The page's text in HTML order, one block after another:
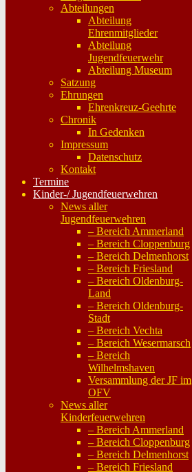
Abteilungen
Abteilung
Ehrenmitglieder
Abteilung
Jugendfeuerwehr
Abteilung Museum
Satzung
Ehrungen
Ehrenkreuz-Geehrte
Chronik
In Gedenken
Impressum
Datenschutz
Kontakt
Termine
Kinder-/ Jugendfeuerwehren
News aller
Jugendfeuerwehren
– Bereich Ammerland
– Bereich Cloppenburg
– Bereich Delmenhorst
– Bereich Friesland
– Bereich Oldenburg-
Land
– Bereich Oldenburg-
Stadt
– Bereich Vechta
– Bereich Wesermarsch
– Bereich
Wilhelmshaven
Versammlung der JF im
OFV
News aller
Kinderfeuerwehren
– Bereich Ammerland
– Bereich Cloppenburg
– Bereich Delmenhorst
– Bereich Friesland